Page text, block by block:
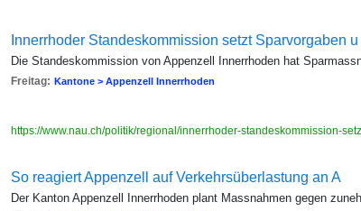
Innerrhoder Standeskommission setzt Sparvorgaben u
Die Standeskommission von Appenzell Innerrhoden hat
Freitag: Kantone > Appenzell Innerrhoden
https://www.nau.ch/politik/regional/innerrhoder-standeskommission-
So reagiert Appenzell auf Verkehrsüberlastung an A
Der Kanton Appenzell Innerrhoden plant Massnahmen gegen